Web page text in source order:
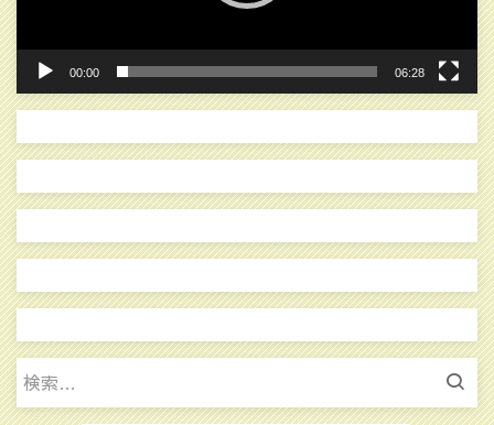
ー
00:00 06:28
検
索: